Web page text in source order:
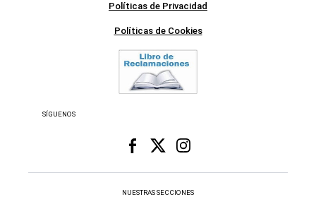
Políticas de Privacidad
Políticas de Cookies
SÍGUENOS
NUESTRAS SECCIONES